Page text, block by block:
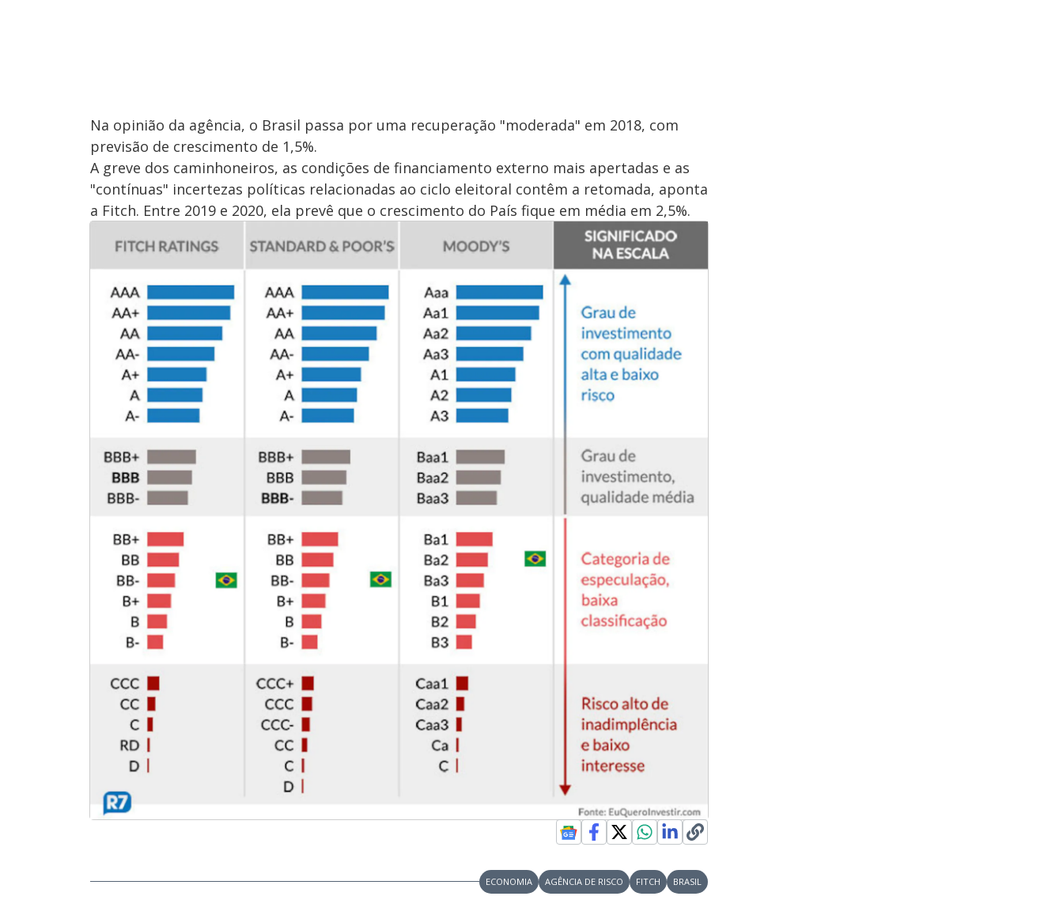
Na opinião da agência, o Brasil passa por uma recuperação "moderada" em 2018, com
previsão de crescimento de 1,5%.
A greve dos caminhoneiros, as condições de financiamento externo mais apertadas e as
"contínuas" incertezas políticas relacionadas ao ciclo eleitoral contêm a retomada, aponta
a Fitch. Entre 2019 e 2020, ela prevê que o crescimento do País fique em média em 2,5%.
ECONOMIA AGÊNCIA DE RISCO FITCH BRASIL